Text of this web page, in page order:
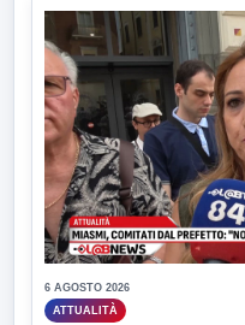
6 AGOSTO 2026
ATTUALITÀ